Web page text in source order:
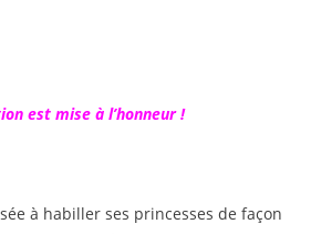
est mise à l’honneur !
à habiller ses princesses de façon